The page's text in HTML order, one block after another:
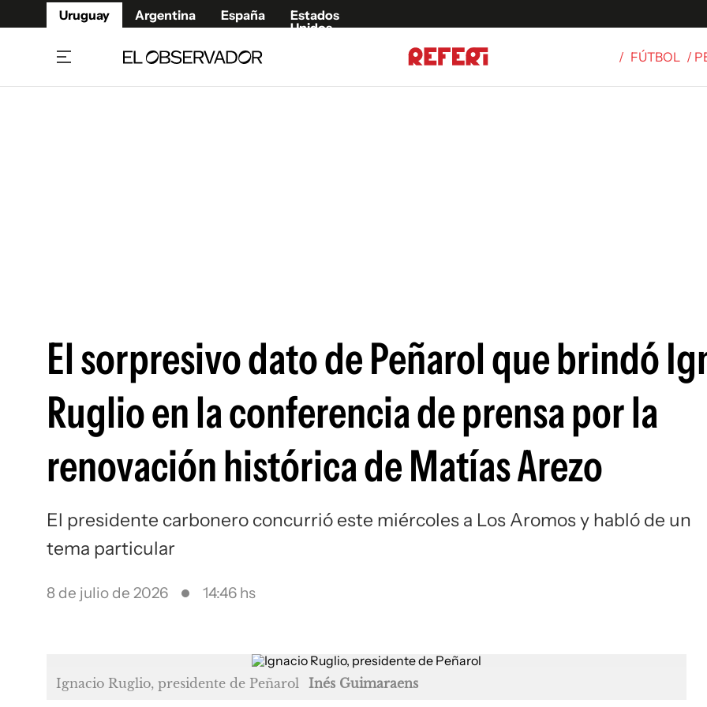
Uruguay Argentina España
Estados
Unidos
/ FÚTBOL /
El sorpresivo dato de Peñarol que brindó
Ruglio en la conferencia de prensa por la
renovación histórica de Matías Arezo
El presidente carbonero concurrió este miércoles a Los Aromos y habló de un
tema particular
8 de julio de 2026 14:46 hs
Ignacio Ruglio, presidente de Peñarol Inés Guimaraens